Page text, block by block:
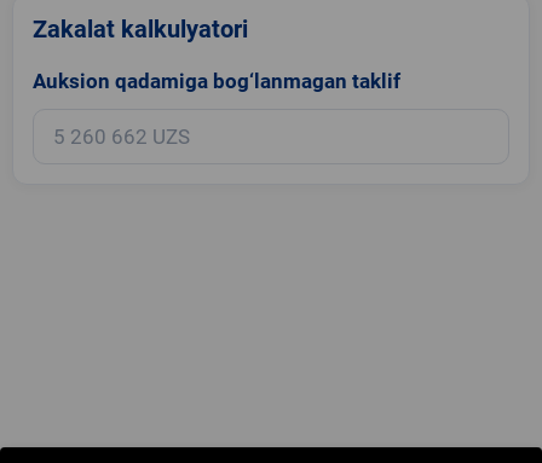
Zakalat kalkulyatori
Auksion qadamiga bog‘lanmagan taklif